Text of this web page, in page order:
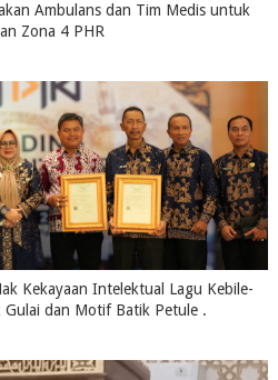
Ambulans dan Tim Medis untuk
Zona 4 PHR
Kekayaan Intelektual Lagu Kebile-
Gulai dan Motif Batik Petule .